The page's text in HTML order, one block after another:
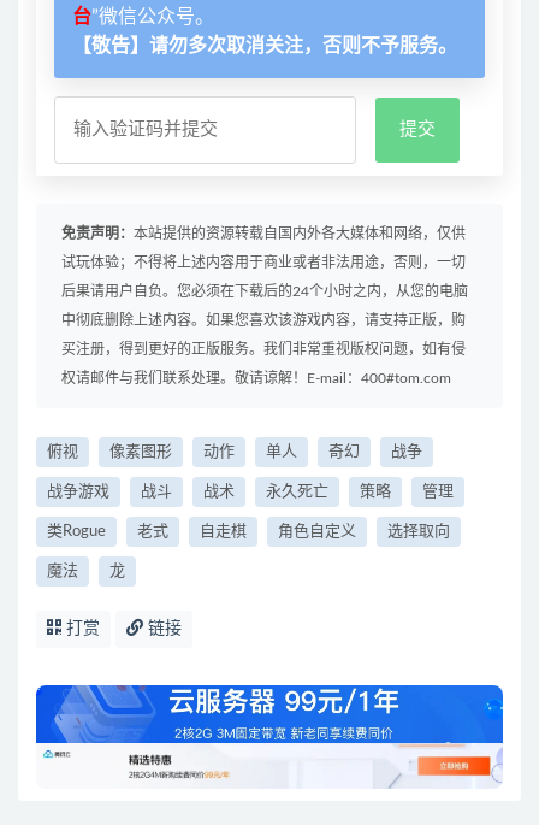
台”微信公众号。
【敬告】请勿多次取消关注，否则不予服务。
免责声明： 本站提供的资源转载自国内外各大媒体和网络，仅供
试玩体验；不得将上述内容用于商业或者非法用途，否则，一切
后果请用户自负。您必须在下载后的24个小时之内，从您的电脑
中彻底删除上述内容。如果您喜欢该游戏内容，请支持正版，购
买注册，得到更好的正版服务。我们非常重视版权问题，如有侵
权请邮件与我们联系处理。敬请谅解！E-mail：400#tom.com
俯视 像素图形 动作 单人 奇幻 战争
战争游戏 战斗 战术 永久死亡 策略 管理
类Rogue 老式 自走棋 角色自定义 选择取向
魔法 龙
打赏 链接